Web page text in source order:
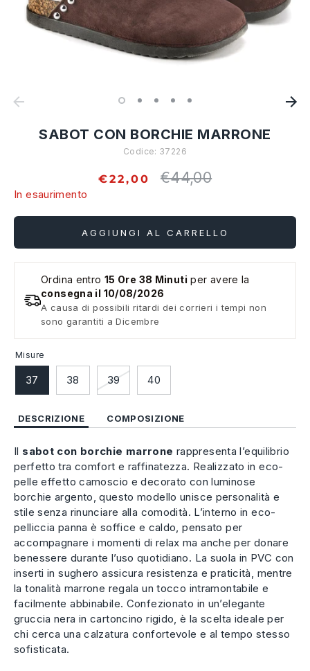
SABOT CON BORCHIE MARRONE
Codice: 37226
€22,00
Prezzo
€44,00
In esaurimento
AGGIUNGI AL CARRELLO
Ordina entro 15 Ore 38 Minuti per avere la
consegna il 10/08/2026
A causa di possibili ritardi dei corrieri i tempi non
sono garantiti a Dicembre
Misure
37 38 39 40
DESCRIZIONE COMPOSIZIONE
Il sabot con borchie marrone rappresenta l’equilibrio
perfetto tra comfort e raffinatezza. Realizzato in eco-
pelle effetto camoscio e decorato con luminose
borchie argento, questo modello unisce personalità e
stile senza rinunciare alla comodità. L’interno in eco-
pelliccia panna è soffice e caldo, pensato per
accompagnare i momenti di relax ma anche per donare
benessere durante l’uso quotidiano. La suola in PVC con
inserti in sughero assicura resistenza e praticità, mentre
la tonalità marrone regala un tocco intramontabile e
facilmente abbinabile. Confezionato in un’elegante
gruccia nera in cartoncino rigido, è la scelta ideale per
chi cerca una calzatura confortevole e al tempo stesso
sofisticata.